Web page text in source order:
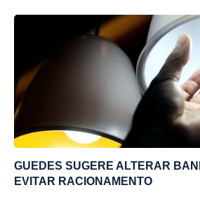
GUEDES SUGERE ALTERAR
EVITAR RACIONAMENTO